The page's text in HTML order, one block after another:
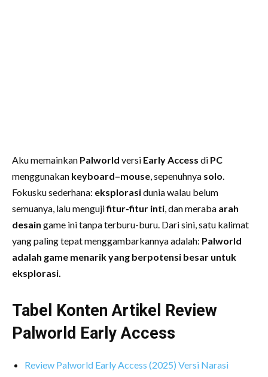
Aku memainkan Palworld versi Early Access di PC
menggunakan keyboard–mouse, sepenuhnya solo.
Fokusku sederhana: eksplorasidunia walau belum
semuanya, lalu mengujifitur-fitur inti, dan meraba arah
desain game ini tanpa terburu-buru. Dari sini, satu kalimat
yang paling tepat menggambarkannya adalah: Palworld
adalah game menarik yang berpotensi besar untuk
eksplorasi.
Tabel Konten Artikel Review
Palworld Early Access
Review Palworld Early Access (2025) Versi Narasi